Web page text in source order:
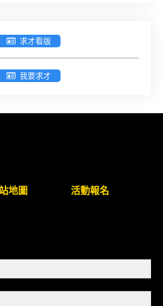
通訊報名,115年9月11日止(以郵
市115年度國民中小學法治教育
午舉辦「家庭關係中的正當防
取通知已發送
求才看版
我要求才
地圖 活動報名